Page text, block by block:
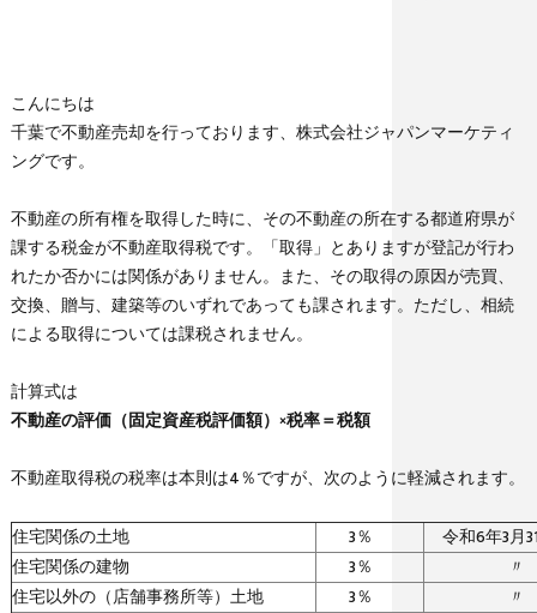
こんにちは
千葉で不動産売却を行っております、株式会社ジャパンマーケティ
ングです。
不動産の所有権を取得した時に、その不動産の所在する都道府県が
課する税金が不動産取得税です。「取得」とありますが登記が行わ
れたか否かには関係がありません。また、その取得の原因が売買、
交換、贈与、建築等のいずれであっても課されます。ただし、相続
による取得については課税されません。
計算式は
不動産の評価（固定資産税評価額）×税率＝税額
不動産取得税の税率は本則は4％ですが、次のように軽減されます。
住宅関係の土地 3％
令和6年3月
住宅関係の建物
3％
〃
住宅以外の（店舗事務所等）土地
3％
〃